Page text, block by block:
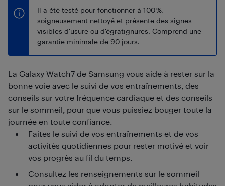
Il a été testé pour fonctionner à 100 %,
soigneusement nettoyé et présente des signes
visibles d'usure ou d'égratignures. Comprend une
garantie minimale de 90 jours.
La Galaxy Watch7 de Samsung vous aide à rester sur la
bonne voie avec le suivi de vos entraînements, des
conseils sur votre fréquence cardiaque et des conseils
sur le sommeil, pour que vous puissiez bouger toute la
journée en toute confiance.
Faites le suivi de vos entraînements et de vos
activités quotidiennes pour rester motivé et voir
vos progrès au fil du temps.
Consultez les renseignements sur le sommeil